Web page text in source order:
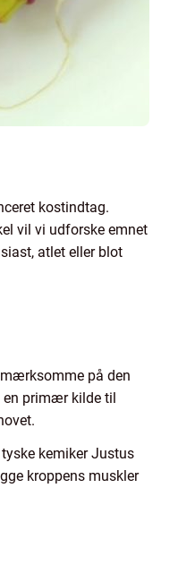
kostindtag.
vil vi udforske emnet
atlet eller blot
på den
en primær kilde til
kemiker Justus
kroppens muskler